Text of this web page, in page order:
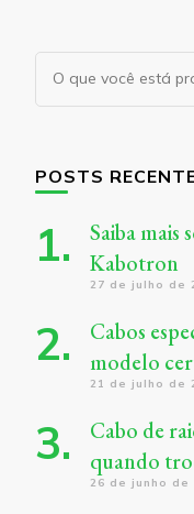
Procurando
algo?
POSTS
Saiba mais
Kabotron
27 de julho de
Cabos
modelo
21 de julho de
Cabo de
quando
26 de junho de